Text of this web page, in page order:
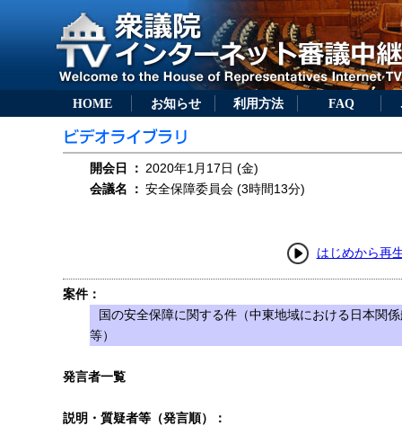
HOME お知らせ 利用方法 FAQ
開会日 ： 2020年1月17日 (金)
会議名
： 安全保障委員会 (3時間13分)
はじめから再
案件：
国の安全保障に関する件（中東地域における日本関
等）
発言者一覧
説明・質疑者等（発言順）：